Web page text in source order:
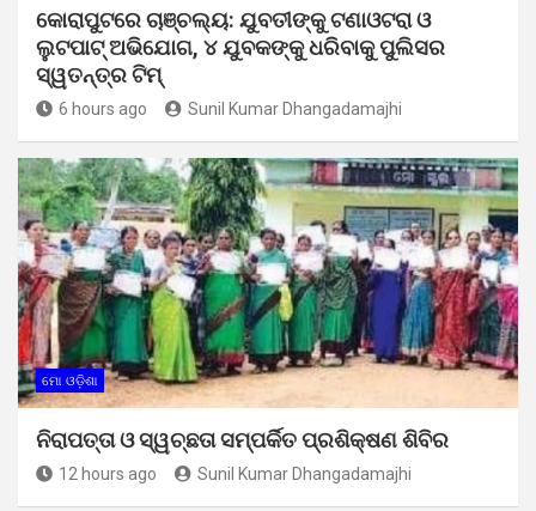
କୋରାପୁଟରେ ଚାଞ୍ଚଲ୍ୟ: ଯୁବତୀଙ୍କୁ ଟଣାଓଟରା ଓ
ଲୁଟପାଟ୍ ଅଭିଯୋଗ, ୪ ଯୁବକଙ୍କୁ ଧରିବାକୁ ପୁଲିସର
ସ୍ୱତନ୍ତ୍ର ଟିମ୍
6 hours ago Sunil Kumar Dhangadamajhi
ମୋ ଓଡ଼ିଶା
ନିରାପତ୍ତା ଓ ସ୍ୱଚ୍ଛତା ସମ୍ପର୍କିତ ପ୍ରଶିକ୍ଷଣ ଶିବିର
12 hours ago Sunil Kumar Dhangadamajhi